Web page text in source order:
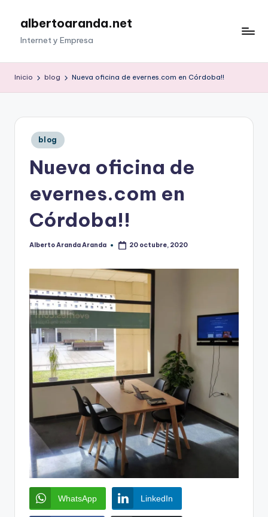
Saltaralbertoaranda.net
Internet y Empresa
Inicio blog Nueva oficina de evernes.com en Córdoba!!
Publicado
en
blog
Nueva oficina de
evernes.com en
Córdoba!!
Publicado
Alberto Aranda Aranda 20 octubre, 2020
WhatsApp LinkedIn